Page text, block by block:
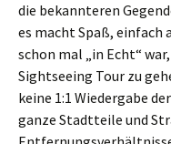
die bekannteren
es macht Spaß, einfach
schon mal „in Echt“
Sightseeing Tour zu
keine 1:1 Wiedergabe
ganze Stadtteile und